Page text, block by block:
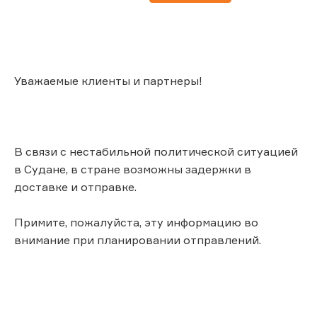
Уважаемые клиенты и партнеры!
В связи с нестабильной политической ситуацией
в Судане, в стране возможны задержки в
доставке и отправке.
Примите, пожалуйста, эту информацию во
внимание при планировании отправлений.